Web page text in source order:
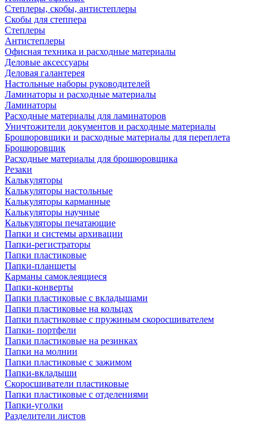
Степлеры, скобы, антистеплеры
Скобы для степпера
Степлеры
Антистеплеры
Офисная техника и расходные материалы
Деловые аксессуары
Деловая галантерея
Настольные наборы руководителей
Ламинаторы и расходные материалы
Ламинаторы
Расходные материалы для ламинаторов
Уничтожители документов и расходные материалы
Брошюровщики и расходные материалы для переплета
Брошюровщик
Расходные материалы для брошюровщика
Резаки
Калькуляторы
Калькуляторы настольные
Калькуляторы карманные
Калькуляторы научные
Калькуляторы печатающие
Папки и системы архивации
Папки-регистраторы
Папки пластиковые
Папки-планшеты
Карманы самоклеящиеся
Папки-конверты
Папки пластиковые с вкладышами
Папки пластиковые на кольцах
Папки пластиковые с пружиным скоросшивателем
Папки- портфели
Папки пластиковые на резинках
Папки на молнии
Папки пластиковые с зажимом
Папки-вкладыши
Скоросшиватели пластиковые
Папки пластиковые с отделениями
Папки-уголки
Разделители листов